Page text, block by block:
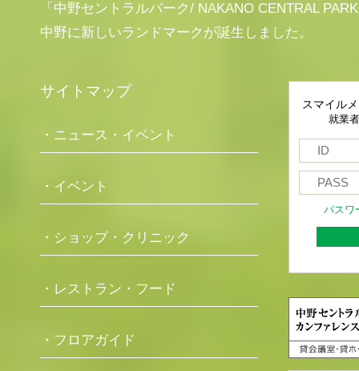
「中野セントラルパーク/ NAKANO CENTRAL
中野に新しいランドマークが誕生しました。
サイトマップ
・ニュース・イベント
・イベント
・ショップ・クリニック
・レストラン・フード
・フロアガイド
スマイル
就業
パスワ